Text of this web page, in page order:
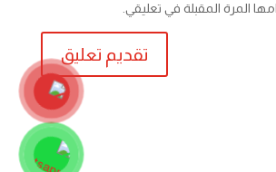
المرة المقبلة في تعليقي.